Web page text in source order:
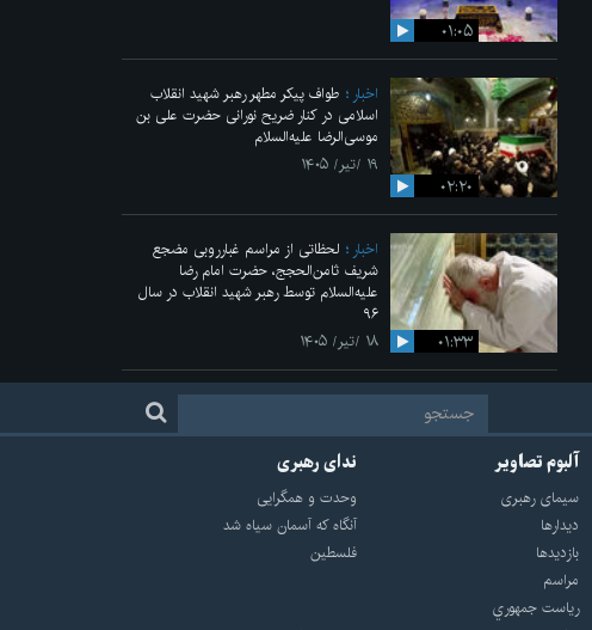
۰۱:۰۵
۰۲:۲۰
اخبار
طواف پیکر مطهر رهبر شهید انقلاب
اسلامی در کنار ضریح نورانی حضرت علی‌ بن
موسی‌الرضا علیه‌السلام
۱۹ /تیر/ ۱۴۰۵
۰۱:۳۳
اخبار
لحظاتی از مراسم غبارروبی مضجع
شریف ثامن‌الحجج، حضرت امام رضا
علیه‌السلام توسط رهبر شهید انقلاب در سال
۹۶
۱۸ /تیر/ ۱۴۰۵
آلبوم تصاویر
سيماى رهبرى
ديدارها
بازديدها
مراسم
رياست جمهوري
ندای رهبری
وحدت و همگرایی
آنگاه که آسمان سیاه شد
فلسطین